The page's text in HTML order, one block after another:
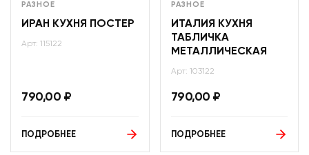
РАЗНОЕ
ИРАН КУХНЯ ПОСТЕР
Арт: 115122
790,00 ₽
ПОДРОБНЕЕ
РАЗНОЕ
ИТАЛИЯ КУХНЯ
ТАБЛИЧКА
МЕТАЛЛИЧЕСКАЯ
Арт: 103122
790,00 ₽
ПОДРОБНЕЕ